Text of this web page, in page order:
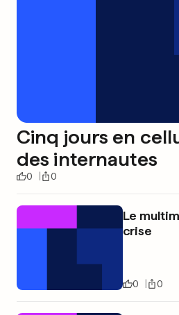
Cinq jours en
des internautes
0 0
Le
crise
0 0